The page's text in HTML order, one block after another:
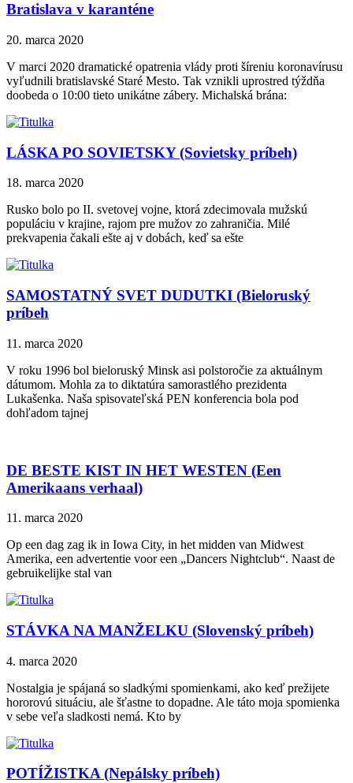
Bratislava v karanténe
20. marca 2020
V marci 2020 dramatické opatrenia vlády proti šíreniu koronavírusu
vyľudnili bratislavské Staré Mesto. Tak vznikli uprostred týždňa
doobeda o 10:00 tieto unikátne zábery. Michalská brána:
LÁSKA PO SOVIETSKY (Sovietsky príbeh)
18. marca 2020
Rusko bolo po II. svetovej vojne, ktorá zdecimovala mužskú
populáciu v krajine, rajom pre mužov zo zahraničia. Milé
prekvapenia čakali ešte aj v dobách, keď sa ešte
SAMOSTATNÝ SVET DUDUTKI (Bieloruský
príbeh
11. marca 2020
V roku 1996 bol bieloruský Minsk asi polstoročie za aktuálnym
dátumom. Mohla za to diktatúra samorastlého prezidenta
Lukašenka. Naša spisovateľská PEN konferencia bola pod
dohľadom tajnej
DE BESTE KIST IN HET WESTEN (Een
Amerikaans verhaal)
11. marca 2020
Op een dag zag ik in Iowa City, in het midden van Midwest
Amerika, een advertentie voor een „Dancers Nightclub“. Naast de
gebruikelijke stal van
STÁVKA NA MANŽELKU (Slovenský príbeh)
4. marca 2020
Nostalgia je spájaná so sladkými spomienkami, ako keď prežijete
hororovú situáciu, ale šťastne to dopadne. Ale táto moja spomienka
v sebe veľa sladkosti nemá. Kto by
POTÍŽISTKA (Nepálsky príbeh)